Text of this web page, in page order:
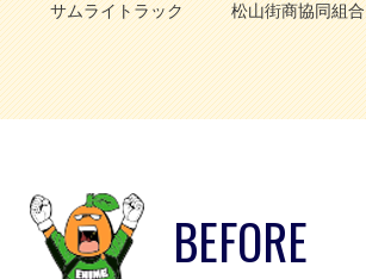
サムライトラック 松山街商協同組合
BEFORE